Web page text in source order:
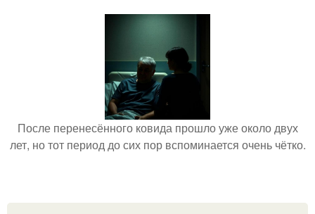
После перенесённого ковида прошло уже около двух
лет, но тот период до сих пор вспоминается очень чётко.